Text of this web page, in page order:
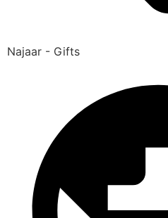
Najaar - Gifts